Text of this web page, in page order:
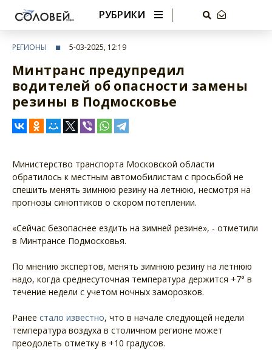
РУБРИКИ
РЕГИОНЫ 5-03-2025, 12:19
Минтранс предупредил
водителей об опасности замены
резины в Подмосковье
Министерство транспорта Московской области
обратилось к местным автомобилистам с просьбой не
спешить менять зимнюю резину на летнюю, несмотря на
прогнозы синоптиков о скором потеплении.
«Сейчас безопаснее ездить на зимней резине», - отметили
в Минтрансе Подмосковья.
По мнению экспертов, менять зимнюю резину на летнюю
надо, когда среднесуточная температура держится +7° в
течение недели с учетом ночных заморозков.
Ранее стало известно, что в начале следующей недели
температура воздуха в столичном регионе может
преодолеть отметку в +10 градусов.